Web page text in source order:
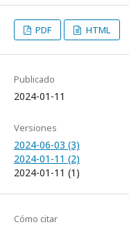
PDF HTML
Publicado
2024-01-11
Versiones
2024-06-03 (3)
2024-01-11 (2)
2024-01-11 (1)
Cómo citar